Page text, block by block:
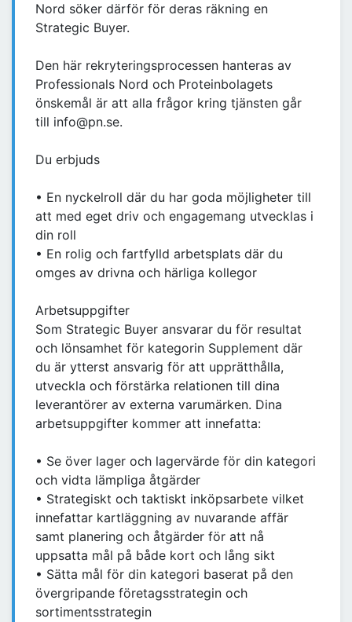
Nord söker därför för deras räkning en
Strategic Buyer.
Den här rekryteringsprocessen hanteras av
Professionals Nord och Proteinbolagets
önskemål är att alla frågor kring tjänsten går
till info@pn.se.
Du erbjuds
• En nyckelroll där du har goda möjligheter till
att med eget driv och engagemang utvecklas i
din roll
• En rolig och fartfylld arbetsplats där du
omges av drivna och härliga kollegor
Arbetsuppgifter
Som Strategic Buyer ansvarar du för resultat
och lönsamhet för kategorin Supplement där
du är ytterst ansvarig för att upprätthålla,
utveckla och förstärka relationen till dina
leverantörer av externa varumärken. Dina
arbetsuppgifter kommer att innefatta:
• Se över lager och lagervärde för din kategori
och vidta lämpliga åtgärder
• Strategiskt och taktiskt inköpsarbete vilket
innefattar kartläggning av nuvarande affär
samt planering och åtgärder för att nå
uppsatta mål på både kort och lång sikt
• Sätta mål för din kategori baserat på den
övergripande företagsstrategin och
sortimentsstrategin